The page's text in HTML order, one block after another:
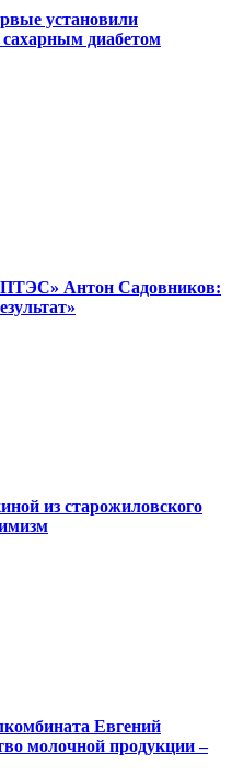
установили
диабетом
Антон Садовников:
из старожиловского
Евгений
молочной продукции –